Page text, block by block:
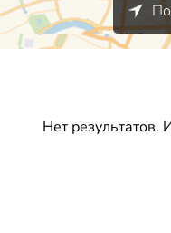
Нет результатов.